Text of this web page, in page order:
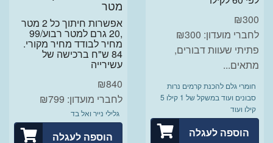
₪300
לחברי מועדון: ₪300
פתיתי שעוות דבורים,
מתאים...
חומרי גלם להכנת קרמים נרות
סבונים ועוד במשקל של 1 קילו 5
קילו ועוד
הוספה לעגלה
מטר
אפשרות חיתוך כל 2 מטר
,20 גרם למטר רבוע/99
מחיר לבודד מחיר מקורי.
84 ש"ח ברכישה של
עשירייה
₪840
לחברי מועדון: ₪799
גלילי נייר ואל בד
הוספה לעגלה